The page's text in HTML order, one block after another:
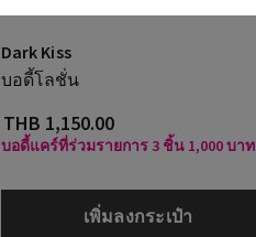
Dark Kiss
บอดี้โลชั่น
THB 1,150.00
บอดี้แคร์ที่ร่วมรายการ 3 ชิ้น 1,000 บาท
เพิ่มลงกระเป๋า